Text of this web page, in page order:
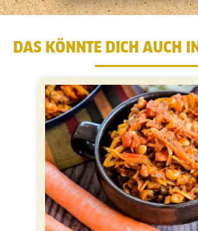
DAS KÖNNTE DICH AUCH